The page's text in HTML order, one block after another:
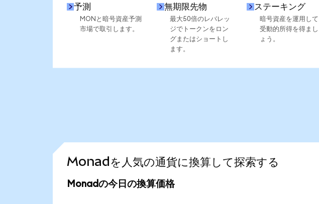
予測
MONと暗号資産予測
市場で取引します。
無期限先物
最大50倍のレバレッ
ジでトークンをロン
グまたはショートし
ます。
ステーキング
暗号資産を運用して
受動的所得を得まし
ょう。
Monadを人気の通貨に換算して探索する
Monadの今日の換算価格